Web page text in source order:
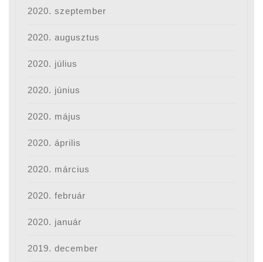
2020. szeptember
2020. augusztus
2020. július
2020. június
2020. május
2020. április
2020. március
2020. február
2020. január
2019. december